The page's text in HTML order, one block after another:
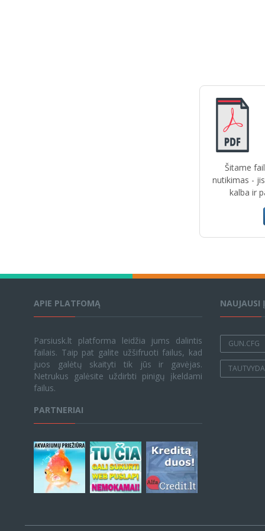
Šitame
nutikimas -
kalba ir
APIE PLATFOMĄ
Parsiusk.lt platforma leidžia jums dalintis
failais. Taip pat galite užšifruoti failus, kad
juos galėtų skaityti tik jūs ir gavėjas.
Netrukus galėsite uždirbti pinigų įkeldami
failus.
PARTNERIAI
NAUJAUSI
GUN.CFG